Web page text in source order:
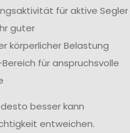
für aktive Segler
guter
körperlicher Belastung
für anspruchsvolle
besser kann
entweichen.